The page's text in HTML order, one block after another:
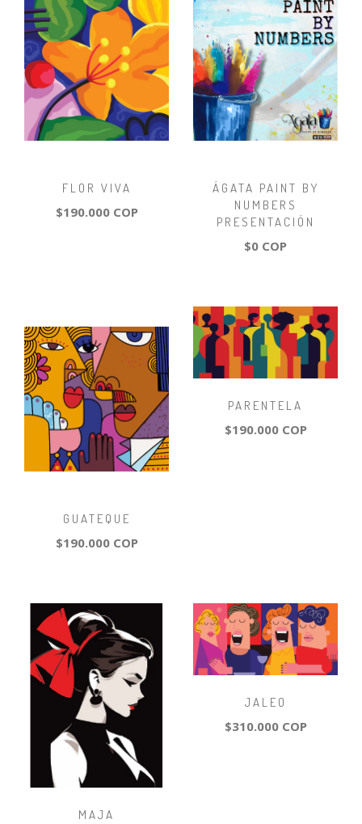
FLOR VIVA
$190.000 COP
ÁGATA PAINT BY
NUMBERS
PRESENTACIÓN
$0 COP
GUATEQUE
$190.000 COP
PARENTELA
$190.000 COP
MAJA
JALEO
$310.000 COP